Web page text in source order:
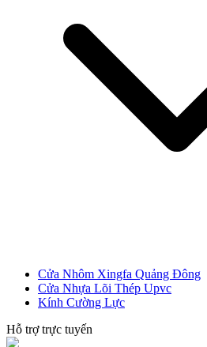
Cửa Nhôm Xingfa Quảng Đông
Cửa Nhựa Lõi Thép Upvc
Kính Cường Lực
Hỗ trợ trực tuyến